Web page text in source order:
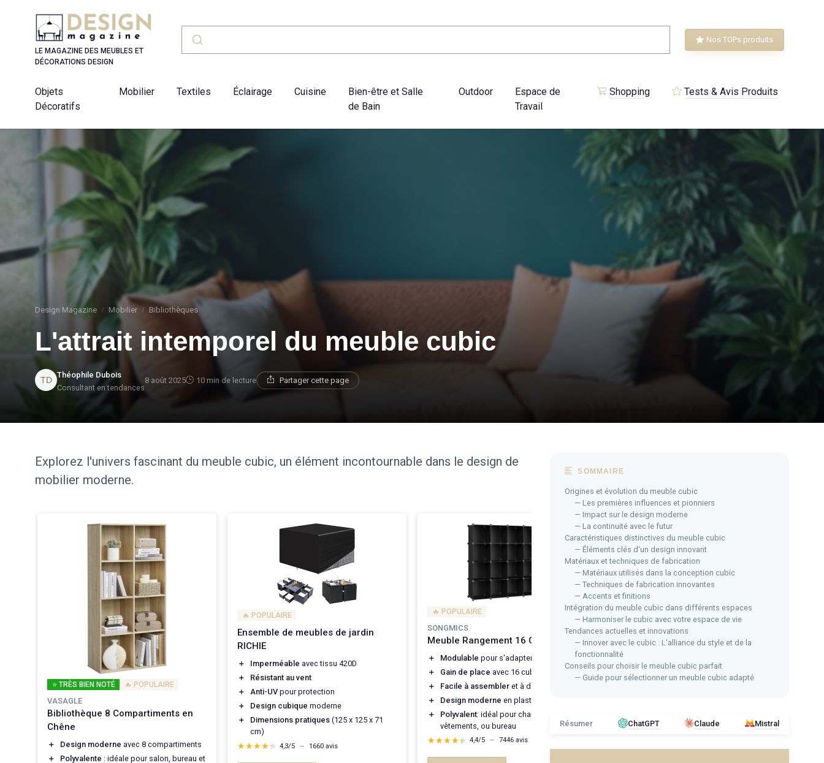
LE MAGAZINE DES MEUBLES ET
DÉCORATIONS DESIGN
Nos TOPs produits
Objets
Décoratifs
Mobilier Textiles Éclairage Cuisine
Bien-être et Salle
de Bain
Outdoor
Espace de
Travail
Shopping Tests & Avis Produits
Design Magazine Mobilier Bibliothèques
L'attrait intemporel du meuble cubic
Théophile Dubois
Consultant en tendances
8 août 2025 10 min de lecture Partager cette page
Explorez l'univers fascinant du meuble cubic, un élément incontournable dans le design de
mobilier moderne.
⭐ TRÈS BIEN NOTÉ 🔥 POPULAIRE
VASAGLE
Bibliothèque 8 Compartiments en
Chêne
＋ Design moderne avec 8 compartiments
＋
Polyvalente : idéale pour salon, bureau et
🔥 POPULAIRE
Ensemble de meubles de jardin
RICHIE
＋ Imperméable avec tissu 420D
＋
Résistant au vent
＋
Anti-UV pour protection
＋
Design cubique moderne
＋
Dimensions pratiques (125 x 125 x 71
cm)
★★★★★
★★★★★ 4,3/5 — 1660 avis
🔥 POPULAIRE
SONGMICS
Meuble Rangement 16 Cubes Noir
＋ Modulable pour s'adapter à vos besoins
＋
Gain de place avec 16 cubes
＋
Facile à assembler et à démonter
＋
Design moderne en plastique noir
＋
Polyvalent: idéal pour chaussures,
vêtements, ou bureau
★★★★★
★★★★★ 4,4/5 — 7446 avis
HOMCOM
Étagère Cube Modulable 9
Compartiments Noir
＋ Convient pour le salonet la
chambre
SOMMAIRE
Origines et évolution du meuble cubic
— Les premières influences et pionniers
— Impact sur le design moderne
— La continuité avec le futur
Caractéristiques distinctives du meuble cubic
— Éléments clés d'un design innovant
Matériaux et techniques de fabrication
— Matériaux utilisés dans la conception cubic
— Techniques de fabrication innovantes
— Accents et finitions
Intégration du meuble cubic dans différents espaces
— Harmoniser le cubic avec votre espace de vie
Tendances actuelles et innovations
— Innover avec le cubic : L'alliance du style et de la
fonctionnalité
Conseils pour choisir le meuble cubic parfait
— Guide pour sélectionner un meuble cubic adapté
Résumer ChatGPT Claude Mistral